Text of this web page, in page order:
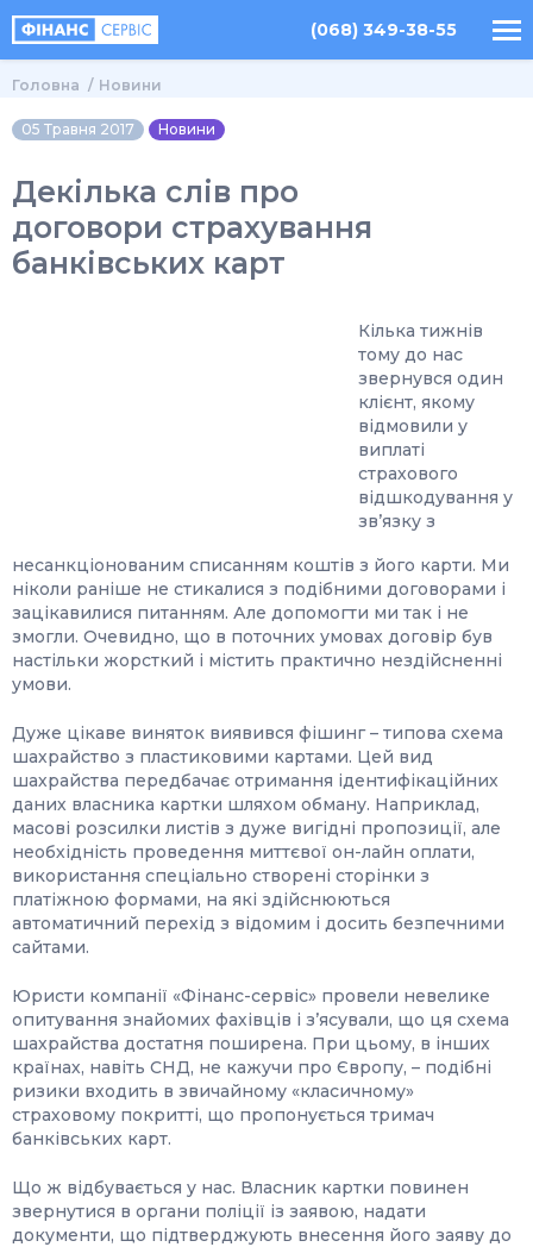
(068) 349-38-55
Головна Новини
05 Травня 2017 Новини
Декілька слів про
договори страхування
банківських карт
Кілька тижнів
тому до нас
звернувся один
клієнт, якому
відмовили у
виплаті
страхового
відшкодування у
зв’язку з
несанкціонованим списанням коштів з його карти. Ми
ніколи раніше не стикалися з подібними договорами і
зацікавилися питанням. Але допомогти ми так і не
змогли. Очевидно, що в поточних умовах договір був
настільки жорсткий і містить практично нездійсненні
умови.
Дуже цікаве виняток виявився фішинг – типова схема
шахрайство з пластиковими картами. Цей вид
шахрайства передбачає отримання ідентифікаційних
даних власника картки шляхом обману. Наприклад,
масові розсилки листів з дуже вигідні пропозиції, але
необхідність проведення миттєвої он-лайн оплати,
використання спеціально створені сторінки з
платіжною формами, на які здійснюються
автоматичний перехід з відомим і досить безпечними
сайтами.
Юристи компанії «Фінанс-сервіс» провели невелике
опитування знайомих фахівців і з’ясували, що ця схема
шахрайства достатня поширена. При цьому, в інших
країнах, навіть СНД, не кажучи про Європу, – подібні
ризики входить в звичайному «класичному»
страховому покритті, що пропонується тримач
банківських карт.
Що ж відбувається у нас. Власник картки повинен
звернутися в органи поліції із заявою, надати
документи, що підтверджують внесення його заяву до